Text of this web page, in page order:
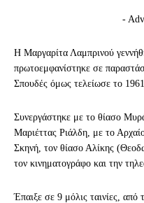
-
Η Μαργαρίτα Λαμπρινού
πρωτοεμφανίστηκε σε
Σπουδές όμως τελείωσε το
Συνεργάστηκε με το θίασο
Μαριέττας Ριάλδη, με το
Σκηνή, τον θίασο Αλίκης
τον κινηματογράφο και την
Έπαιξε σε 9 μόλις ταινίες,